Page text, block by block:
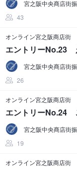
宮之阪中央商店街
43
オンライン宮之阪商店街
エントリーNo.23
宮之阪中央商店街
26
オンライン宮之阪商店街
エントリーNo.24
宮之阪中央商店街
19
オンライン宮之阪商店街